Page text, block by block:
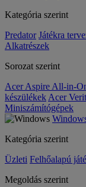
Kategória szerint
Predator Játékra
Alkatrészek
Sorozat szerint
Acer Aspire All-in-
készülékek Acer
Miniszámítógépek
Kategória szerint
Üzleti Felhőalapú
Megoldás szerint